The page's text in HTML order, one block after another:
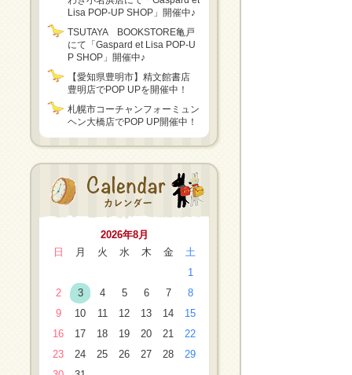
Lisa POP-UP SHOP」開催中♪
TSUTAYA BOOKSTORE亀戸
にて「Gaspard et Lisa POP-U
P SHOP」開催中♪
【愛知県豊明市】精文館書店
豊明店でPOP UPを開催中！
札幌市コーチャンフォーミュン
ヘン大橋店でPOP UP開催中！
2026年8月
日
月 火 水 木 金
土
1
2
3 4 5 6 7
8
9
10 11 12 13 14
15
16
17 18 19 20 21
22
23
24 25 26 27 28
29